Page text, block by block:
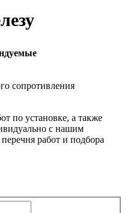
сопротивления
по установке, а также
с нашим
работ и подбора